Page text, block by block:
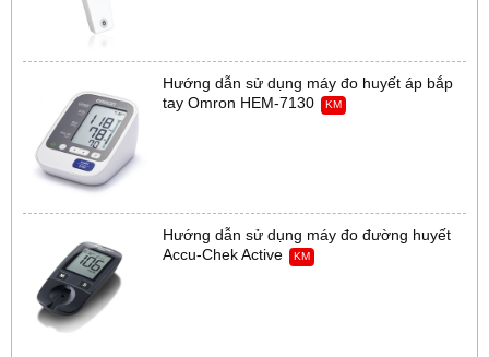
Hướng dẫn sử dụng máy đo huyết áp bắp
tay Omron HEM-7130
KM
Hướng dẫn sử dụng máy đo đường huyết
Accu-Chek Active
KM